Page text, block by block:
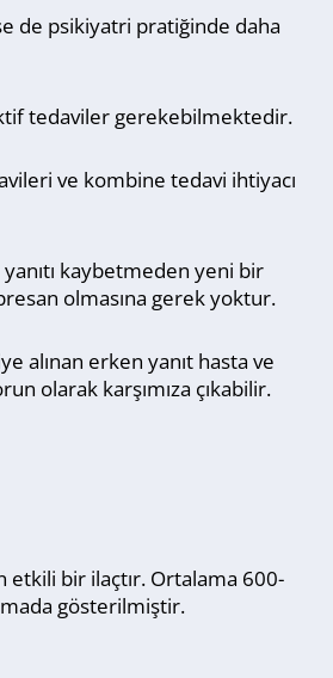
de psikiyatri pratiğinde daha
tedaviler gerekebilmektedir.
ve kombine tedavi ihtiyacı
kaybetmeden yeni bir
olmasına gerek yoktur.
alınan erken yanıt hasta ve
olarak karşımıza çıkabilir.
etkili bir ilaçtır. Ortalama 600-
gösterilmiştir.